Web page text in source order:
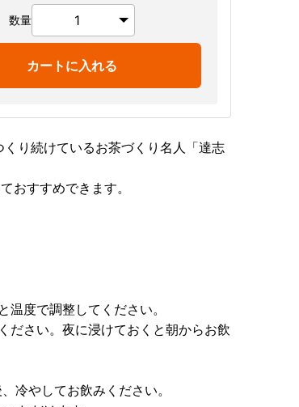
数量
カートに入れる
り続けているお茶づくり名人「達志
おすすめできます。
度で調整してください。
ださい。夜に浸けておくと朝からお飲
冷やしてお飲みください。